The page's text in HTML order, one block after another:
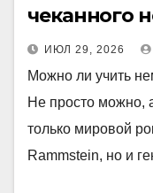
чеканного
ИЮЛ 29, 2026
Можно ли учить
Не просто можно,
только мировой
Rammstein, но и